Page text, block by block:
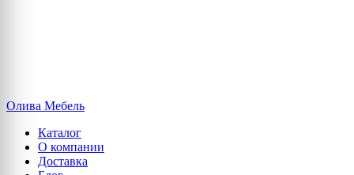
Олива Мебель
Каталог
О компании
Доставка